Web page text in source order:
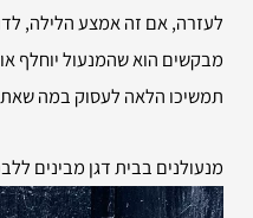
לעזרה, אם זה אמצע הלילה,
מבקשים הוא שהמנעול יוחלף
תמשיכו הלאה לעסוק במה
מנעולנים בבית דגן מבינים